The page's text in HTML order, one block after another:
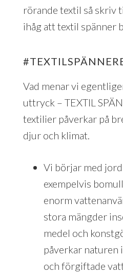
rörande textil så skriv
ihåg att textil spänner
Vad menar vi
uttryck – TEXTIL
textilier påverkar på
djur och klimat.
Vi börjar med
exempelvis
enorm
stora mängder
medel och
påverkar naturen
och förgiftade